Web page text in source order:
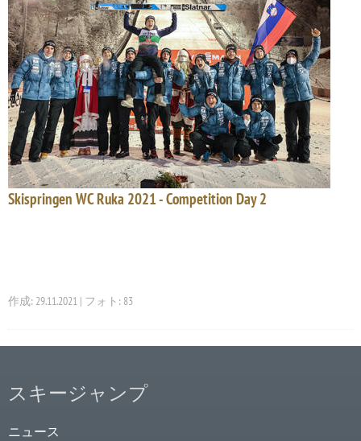
Skispringen WC Ruka 2021 - Competition Day 2
作成: 29.11.2021 | フォト: 83
スキージャンプ
ニュース